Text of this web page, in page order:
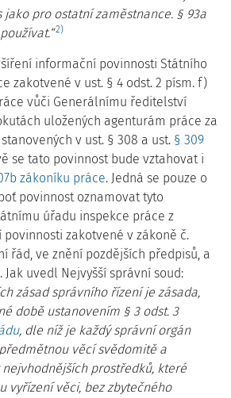
pro ostatní zaměstnance. § 93a
2)
informační povinnosti Státního
zakotvené v ust. § 4 odst. 2 písm. f)
vůči Generálnímu ředitelství
uložených agenturám práce za
v ust. § 308 a ust. § 309
se tato povinnost bude vztahovat i
zákoníku práce. Jedná se pouze o
povinnost oznamovat tyto
úřadu inspekce práce z
zakotvené v zákoně č.
řád, ve znění pozdějších předpisů, a
. Jak uvedl Nejvyšší správní soud:
zásad správního řízení je zásada,
době ustanovením § 3 odst. 3
, dle níž je každý správní orgán
věcí svědomitě a
prostředků, které
vyřízení věci, bez zbytečného